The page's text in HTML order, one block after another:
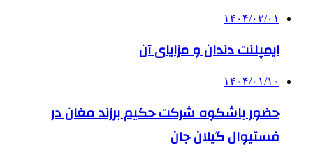
۱۴۰۴/۰۲/۰۱
ایمپلنت دندان و مزایای آن
۱۴۰۴/۰۱/۱۰
حضور باشکوه شرکت حکیم برزند مغان در
فستیوال گیلان جان